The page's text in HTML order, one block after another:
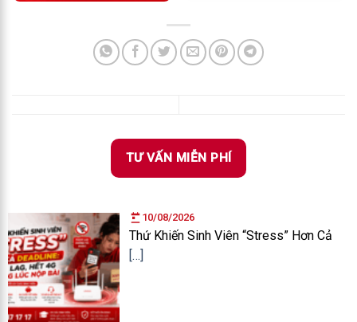
10/08/2026
Thứ Khiến Sinh Viên “Stress” Hơn Cả
[…]
TƯ VẤN MIỄN PHÍ